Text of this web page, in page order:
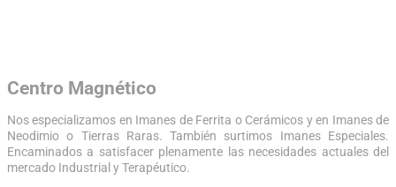
Centro Magnético
Nos especializamos en Imanes de Ferrita o Cerámicos y en Imanes de
Neodimio o Tierras Raras. También surtimos Imanes Especiales.
Encaminados a satisfacer plenamente las necesidades actuales del
mercado Industrial y Terapéutico.